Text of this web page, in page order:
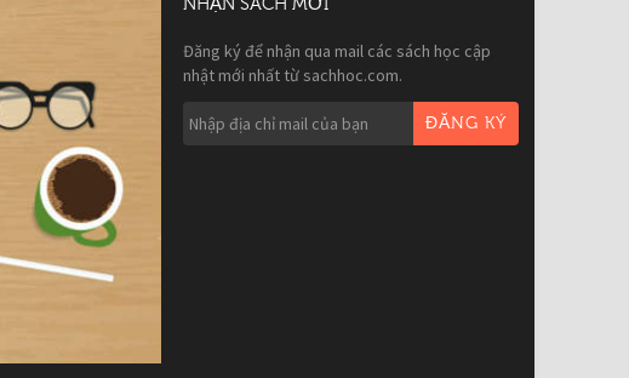
NHẬN SÁCH MỚI
Đăng ký để nhận qua mail các sách học cập
nhật mới nhất từ sachhoc.com.
ĐĂNG KÝ